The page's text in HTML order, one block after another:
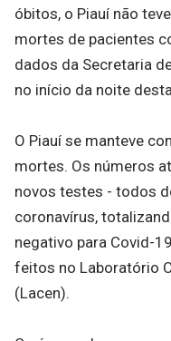
óbitos, o Piauí não
mortes de pacientes
dados da Secretaria
no início da noite
O Piauí se manteve
mortes. Os números
novos testes - todos
coronavírus,
negativo para Covid-
feitos no Laboratório
(Lacen).